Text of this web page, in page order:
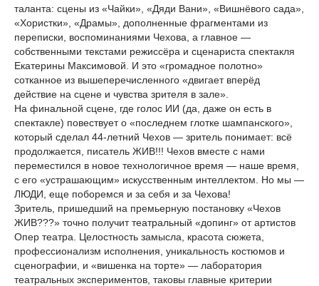
таланта: сцены из «Чайки», «Дяди Вани», «Вишнёвого сада»,
«Хористки», «Драмы», дополненные фрагментами из
переписки, воспоминаниями Чехова, а главное —
собственными текстами режиссёра и сценариста спектакля
Екатерины Максимовой. И это «громадное полотно»
сотканное из вышеперечисленного «двигает вперёд
действие на сцене и чувства зрителя в зале».
На финальной сцене, где голос ИИ (да, даже он есть в
спектакле) повествует о «последнем глотке шампанского»,
который сделал 44-летний Чехов — зритель понимает: всё
продолжается, писатель ЖИВ!!! Чехов вместе с нами
переместился в новое технологичное время — наше время,
с его «устрашающим» искусственным интеллектом. Но мы —
ЛЮДИ, еще поборемся и за себя и за Чехова!
Зритель, пришедший на премьерную постановку «Чехов
ЖИВ???» точно получит театральный «допинг» от артистов
Опер театра. Целостность замысла, красота сюжета,
профессионализм исполнения, уникальность костюмов и
сценографии, и «вишенка на торте» — лаборатория
театральных экспериментов, таковы главные критерии